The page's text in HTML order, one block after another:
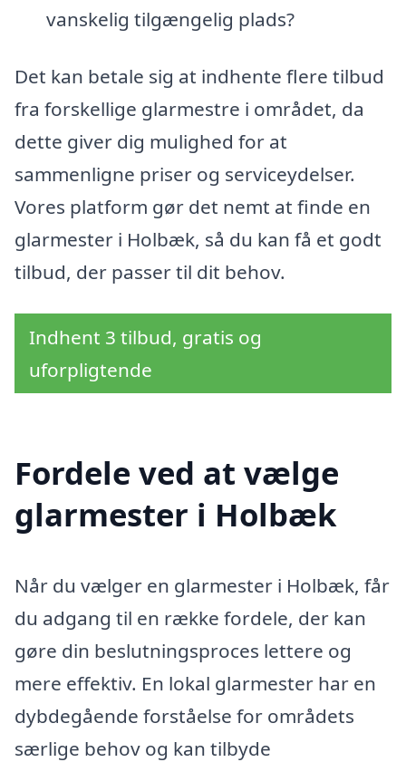
vanskelig tilgængelig plads?
Det kan betale sig at indhente flere tilbud
fra forskellige glarmestre i området, da
dette giver dig mulighed for at
sammenligne priser og serviceydelser.
Vores platform gør det nemt at finde en
glarmester i Holbæk, så du kan få et godt
tilbud, der passer til dit behov.
Indhent 3 tilbud, gratis og
uforpligtende
Fordele ved at vælge
glarmester i Holbæk
Når du vælger en glarmester i Holbæk, får
du adgang til en række fordele, der kan
gøre din beslutningsproces lettere og
mere effektiv. En lokal glarmester har en
dybdegående forståelse for områdets
særlige behov og kan tilbyde